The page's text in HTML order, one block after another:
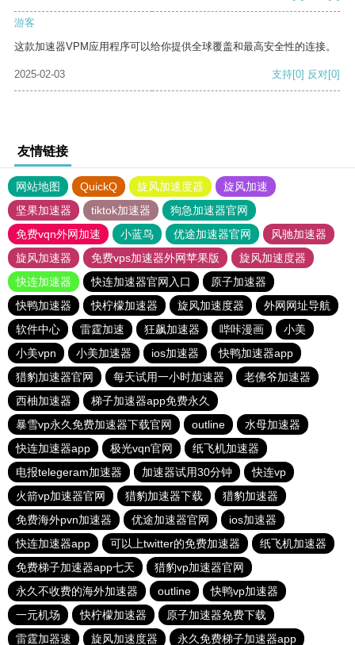
游客
这款加速器VPM应用程序可以给你提供全球覆盖和最高安全性的连接。
2025-02-03 支持[0] 反对[0]
友情链接
网站地图 QuickQ 旋风加速度器
旋风加速
坚果加速器
tiktok加速器
狗急加速器官网
免费vqn外网加速
小蓝鸟 优途加速器官网
风驰加速器
旋风加速器
免费vps加速器外网苹果版
旋风加速度器
快连加速器
快连加速器官网入口
原子加速器
快鸭加速器
快柠檬加速器 旋风加速度器
外网网址导航
软件中心
雷霆加速 狂飙加速器 哔咔漫画
小美
小美vpn
小美加速器 ios加速器
快鸭加速器app
猎豹加速器官网
每天试用一小时加速器
老佛爷加速器
西柚加速器
梯子加速器app免费永久
暴雪vp永久免费加速器下载官网
outline
水母加速器
快连加速器app
极光vqn官网
纸飞机加速器
电报telegeram加速器
加速器试用30分钟
快连vp
火箭vp加速器官网
猎豹加速器下载
猎豹加速器
免费海外pvn加速器
优途加速器官网
ios加速器
快连加速器app
可以上twitter的免费加速器
纸飞机加速器
免费梯子加速器app七天
猎豹vp加速器官网
永久不收费的海外加速器
outline
快鸭vp加速器
一元机场
快柠檬加速器
原子加速器免费下载
雷霆加器速
旋风加速度器 永久免费梯子加速器app